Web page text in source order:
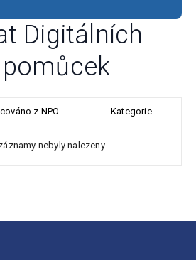
Digitálních
z NPO Kategorie
nebyly nalezeny